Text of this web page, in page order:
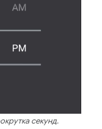
секунд.